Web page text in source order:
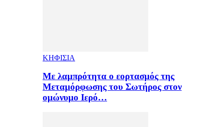
ΚΗΦΙΣΙΑ
Με λαμπρότητα ο εορτασμός της
Μεταμόρφωσης του Σωτήρος στον
ομώνυμο Ιερό…